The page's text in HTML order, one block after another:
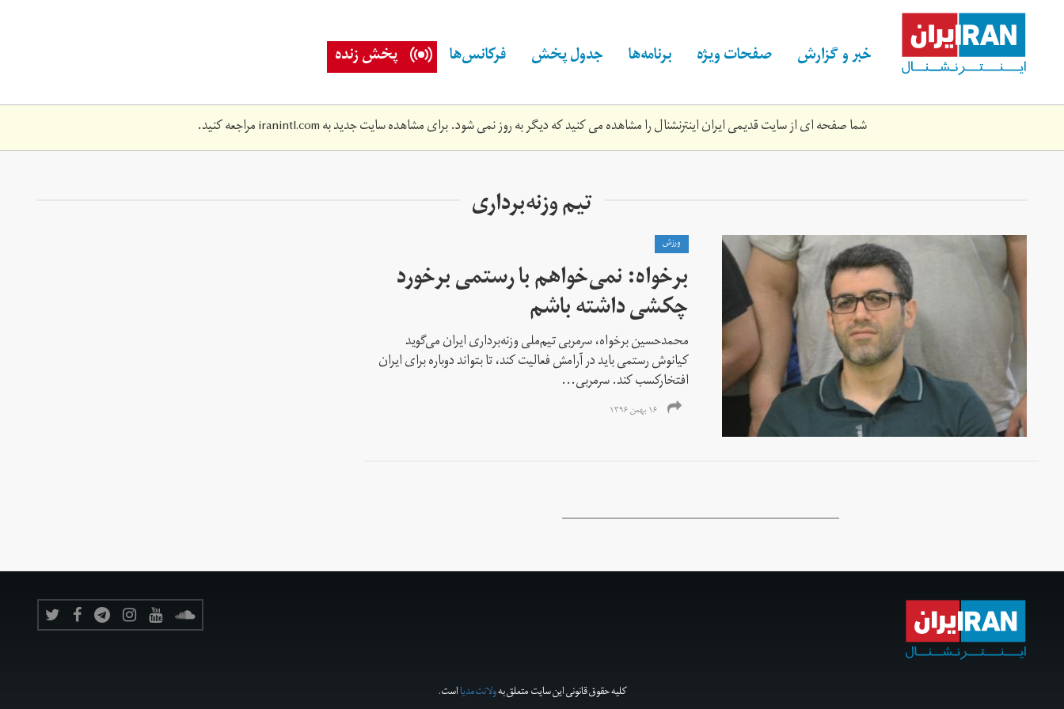
content خبر و گزارش صفحات ویژه برنامه‌ها جدول پخش فرکانس‌ها پخش زنده
شما صفحه ای از سایت قدیمی ایران اینترنشنال را مشاهده می کنید که دیگر به روز نمی شود. برای مشاهده سایت جدید بهiranintl.comمراجعه کنید.
تیم وزنه‌برداری
ورزش
برخواه: نمی‌خواهم با رستمی برخورد
چکشی داشته باشم
محمدحسین برخواه، سرمربی تیم‌ملی وزنه‌برداری ایران می‌گوید
کیانوش رستمی باید در آرامش فعالیت کند، تا بتواند دوباره برای ایران
افتخارکسب کند. سرمربی...
۱۶ بهمن ۱۳۹۶
کلیه حقوق قانونی این سایت متعلق بهولانت‌مدیااست.